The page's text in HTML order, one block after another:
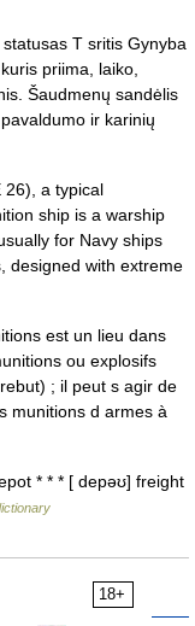
T sritis Gynyba
priima, laiko,
Šaudmenų sandėlis
ir karinių
a typical
ship is a warship
for Navy ships
designed with extreme
est un lieu dans
ou explosifs
; il peut s agir de
munitions d armes à
* * * [ depəʊ] freight
18+